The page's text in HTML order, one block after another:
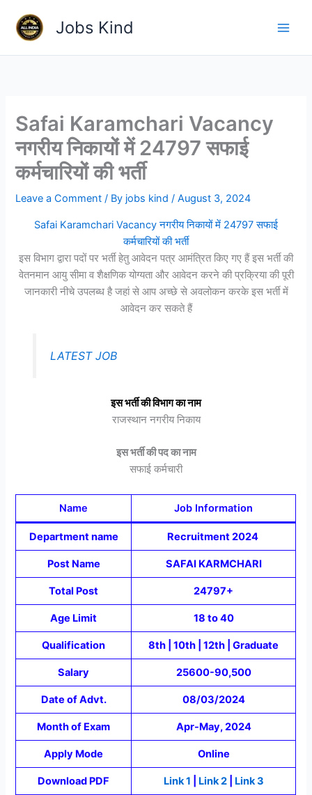
content
Jobs Kind
Safai Karamchari Vacancy
नगरीय निकायों में 24797 सफाई
कर्मचारियों की भर्ती
Leave a Comment / By jobs kind/August 3, 2024
Safai Karamchari Vacancy नगरीय निकायों में 24797 सफाई
कर्मचारियों की भर्ती
इस विभाग द्वारा पदों पर भर्ती हेतु आवेदन पत्र आमंत्रित किए गए हैं इस भर्ती की
वेतनमान आयु सीमा व शैक्षणिक योग्यता और आवेदन करने की प्रक्रिया की पूरी
जानकारी नीचे उपलब्ध है जहां से आप अच्छे से अवलोकन करके इस भर्ती में
आवेदन कर सकते हैं
LATEST JOB
इस भर्ती की विभाग का नाम
राजस्थान नगरीय निकाय
इस भर्ती की पद का नाम
सफाई कर्मचारी
Name Job Information
Department name Recruitment 2024
Post Name SAFAI KARMCHARI
Total Post 24797+
Age Limit 18 to 40
Qualification 8th | 10th | 12th | Graduate
Salary 25600-90,500
Date of Advt. 08/03/2024
Month of Exam Apr-May, 2024
Apply Mode Online
Download PDF Link 1 Link 2| Link 3